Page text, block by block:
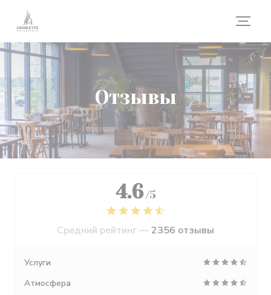
Панель управления cookies
Отзывы
4.6 /5
Средний рейтинг —2356 отзывы
Услуги
Атмосфера